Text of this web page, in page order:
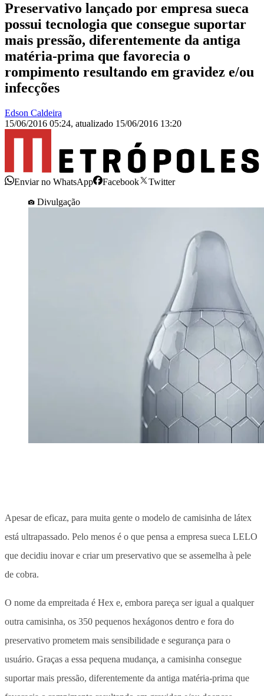
Preservativo lançado por empresa sueca
possui tecnologia que consegue suportar
mais pressão, diferentemente da antiga
matéria-prima que favorecia o
rompimento resultando em gravidez e/ou
infecções
Edson Caldeira
15/06/2016 05:24, atualizado 15/06/2016 13:20
Enviar no WhatsApp Facebook
Twitter
Divulgação
Apesar de eficaz, para muita gente o modelo de camisinha de látex
está ultrapassado. Pelo menos é o que pensa a empresa sueca LELO
que decidiu inovar e criar um preservativo que se assemelha à pele
de cobra.
O nome da empreitada é Hex e, embora pareça ser igual a qualquer
outra camisinha, os 350 pequenos hexágonos dentro e fora do
preservativo prometem mais sensibilidade e segurança para o
usuário. Graças a essa pequena mudança, a camisinha consegue
suportar mais pressão, diferentemente da antiga matéria-prima que